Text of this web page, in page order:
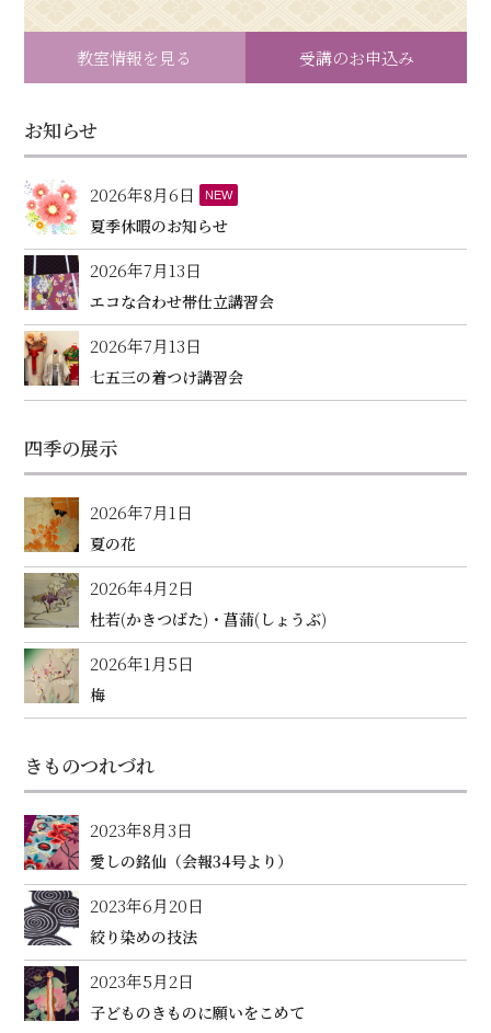
教室情報を見る 受講のお申込み
お知らせ
2026年8月6日 NEW
夏季休暇のお知らせ
2026年7月13日
エコな合わせ帯仕立講習会
2026年7月13日
七五三の着つけ講習会
四季の展示
2026年7月1日
夏の花
2026年4月2日
杜若(かきつばた)・菖蒲(しょうぶ)
2026年1月5日
梅
きものつれづれ
2023年8月3日
愛しの銘仙（会報34号より）
2023年6月20日
絞り染めの技法
2023年5月2日
子どものきものに願いをこめて